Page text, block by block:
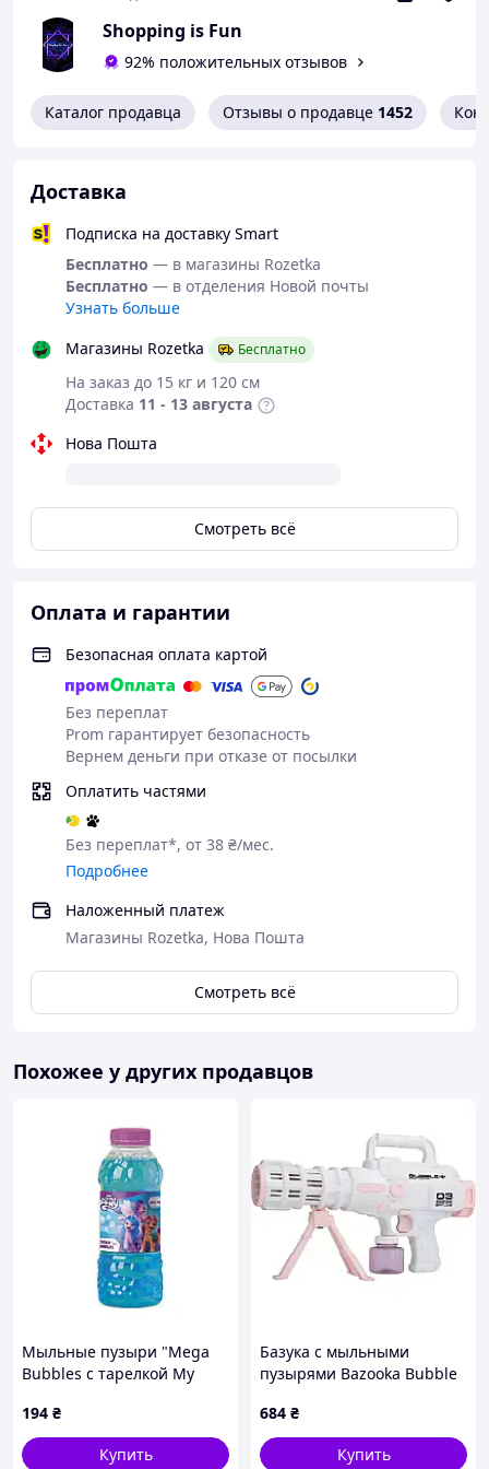
бульбашками.
Shopping is Fun
92% положительных отзывов
Каталог продавца Отзывы о продавце 1452
Доставка
Подписка на доставку Smart
Бесплатно — в магазины Rozetka
Бесплатно — в отделения Новой почты
Узнать больше
Магазины Rozetka
Бесплатно
На заказ до 15 кг и 120 см
Доставка 11 - 13 августа
Нова Пошта
Смотреть всё
Оплата и гарантии
Безопасная оплата картой
Без переплат
Prom гарантирует безопасность
Вернем деньги при отказе от посылки
Оплатить частями
Без переплат*, от 38 ₴/мес.
Подробнее
Наложенный платеж
Магазины Rozetka, Нова Пошта
Смотреть всё
Похожее у других продавцов
Мыльные пузыри "Mega
Bubbles с тарелкой My
450 мл
194 ₴
Купить
Базука с мыльными
пузырями Bazooka Bubble
запуска пузырей, улицы,
праздников и активных
игр
684 ₴
Купить